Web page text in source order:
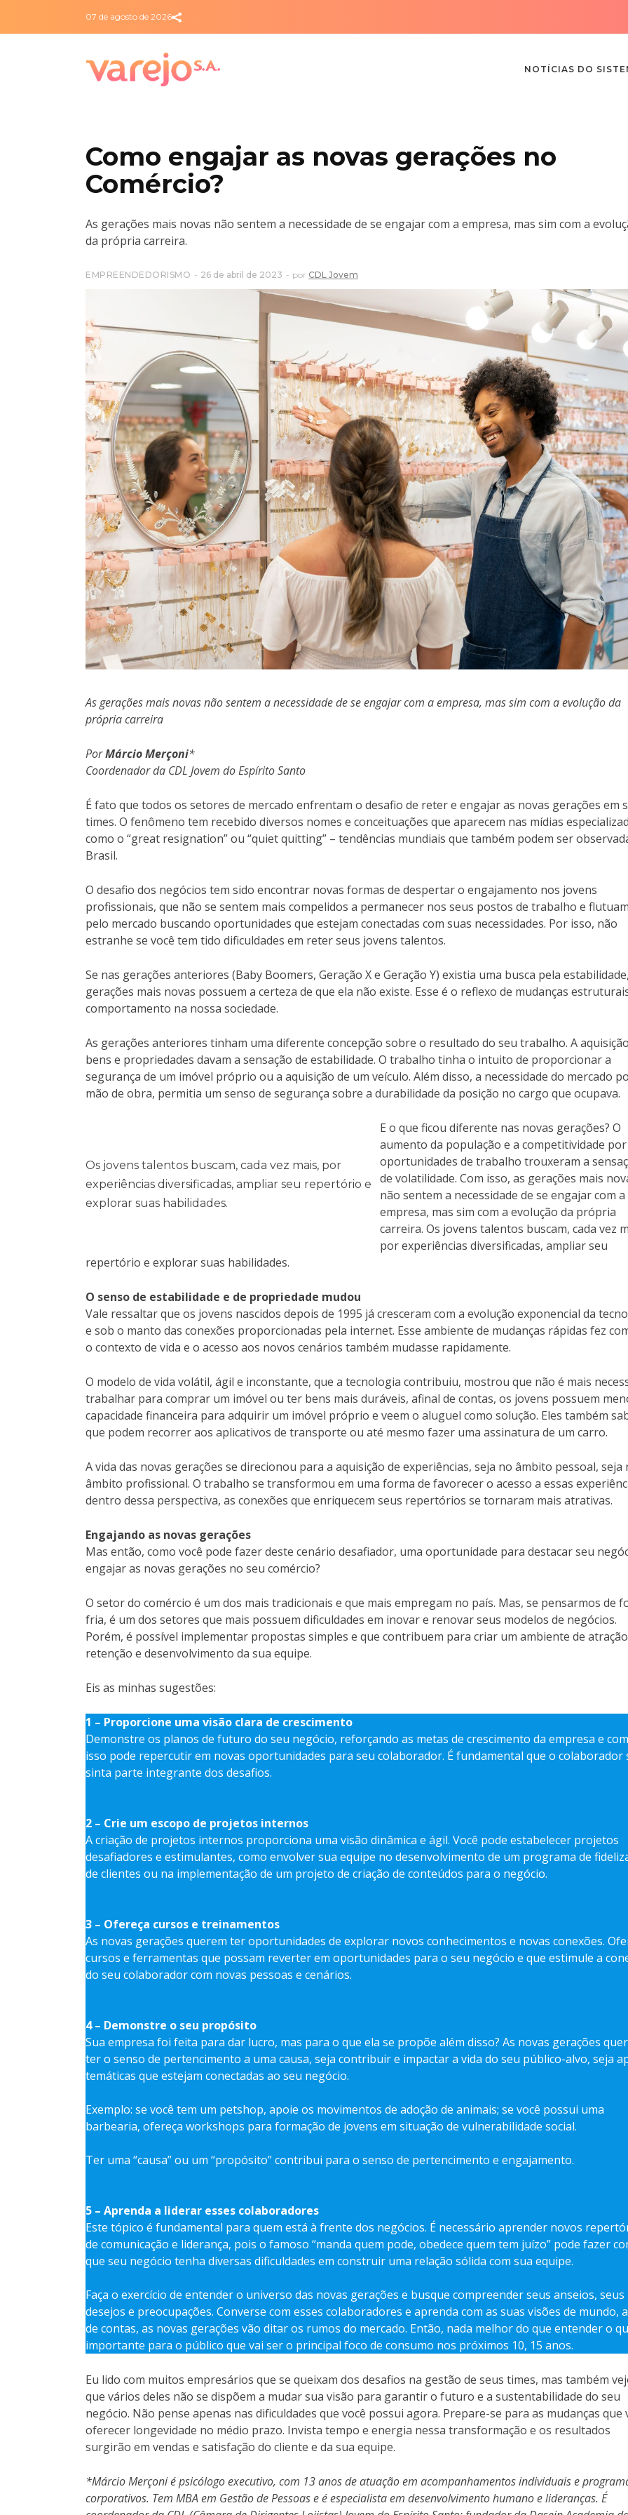
07 de agosto de 2026
NOTÍCIAS DO
Como engajar as novas gerações no
Comércio?
As gerações mais novas não sentem a necessidade de se engajar com a empresa, mas sim com a
da própria carreira.
EMPREENDEDORISMO 26 de abril de 2023 por CDL Jovem
As gerações mais novas não sentem a necessidade de se engajar com a empresa, mas sim com a evolução da
própria carreira
PorMárcio Merçoni*
Coordenador da CDL Jovem do Espírito Santo
É fato que todos os setores de mercado enfrentam o desafio de reter e engajar as novas gerações em
times. O fenômeno tem recebido diversos nomes e conceituações que aparecem nas mídias
como o “great resignation” ou “quiet quitting” – tendências mundiais que também podem ser
Brasil.
O desafio dos negócios tem sido encontrar novas formas de despertar o engajamento nos jovens
profissionais, que não se sentem mais compelidos a permanecer nos seus postos de trabalho e flutuam
pelo mercado buscando oportunidades que estejam conectadas com suas necessidades. Por isso, não
estranhe se você tem tido dificuldades em reter seus jovens talentos.
Se nas gerações anteriores (Baby Boomers, Geração X e Geração Y) existia uma busca pela
gerações mais novas possuem a certeza de que ela não existe. Esse é o reflexo de mudanças
comportamento na nossa sociedade.
As gerações anteriores tinham uma diferente concepção sobre o resultado do seu trabalho. A
bens e propriedades davam a sensação de estabilidade. O trabalho tinha o intuito de proporcionar a
segurança de um imóvel próprio ou a aquisição de um veículo. Além disso, a necessidade do mercado
mão de obra, permitia um senso de segurança sobre a durabilidade da posição no cargo que ocupava.
Os jovens talentos buscam, cada vez mais, por
experiências diversificadas, ampliar seu repertório e
explorar suas habilidades.
E o que ficou diferente nas novas gerações? O
aumento da população e a competitividade por
oportunidades de trabalho trouxeram a
de volatilidade. Com isso, as gerações mais
não sentem a necessidade de se engajar com a
empresa, mas sim com a evolução da própria
carreira. Os jovens talentos buscam, cada vez
por experiências diversificadas, ampliar seu
repertório e explorar suas habilidades.
O senso de estabilidade e de propriedade mudou
Vale ressaltar que os jovens nascidos depois de 1995 já cresceram com a evolução exponencial da
e sob o manto das conexões proporcionadas pela internet. Esse ambiente de mudanças rápidas fez
o contexto de vida e o acesso aos novos cenários também mudasse rapidamente.
O modelo de vida volátil, ágil e inconstante, que a tecnologia contribuiu, mostrou que não é mais
trabalhar para comprar um imóvel ou ter bens mais duráveis, afinal de contas, os jovens possuem
capacidade financeira para adquirir um imóvel próprio e veem o aluguel como solução. Eles também
que podem recorrer aos aplicativos de transporte ou até mesmo fazer uma assinatura de um carro.
A vida das novas gerações se direcionou para a aquisição de experiências, seja no âmbito pessoal, seja
âmbito profissional. O trabalho se transformou em uma forma de favorecer o acesso a essas
dentro dessa perspectiva, as conexões que enriquecem seus repertórios se tornaram mais atrativas.
Engajando as novas gerações
Mas então, como você pode fazer deste cenário desafiador, uma oportunidade para destacar seu
engajar as novas gerações no seu comércio?
O setor do comércio é um dos mais tradicionais e que mais empregam no país. Mas, se pensarmos de
fria, é um dos setores que mais possuem dificuldades em inovar e renovar seus modelos de negócios.
Porém, é possível implementar propostas simples e que contribuem para criar um ambiente de
retenção e desenvolvimento da sua equipe.
Eis as minhas sugestões:
1 – Proporcione uma visão clara de crescimento
Demonstre os planos de futuro do seu negócio, reforçando as metas de crescimento da empresa e
isso pode repercutir em novas oportunidades para seu colaborador. É fundamental que o colaborador
sinta parte integrante dos desafios.
2 – Crie um escopo de projetos internos
A criação de projetos internos proporciona uma visão dinâmica e ágil. Você pode estabelecer projetos
desafiadores e estimulantes, como envolver sua equipe no desenvolvimento de um programa de
de clientes ou na implementação de um projeto de criação de conteúdos para o negócio.
3 – Ofereça cursos e treinamentos
As novas gerações querem ter oportunidades de explorar novos conhecimentos e novas conexões.
cursos e ferramentas que possam reverter em oportunidades para o seu negócio e que estimule a
do seu colaborador com novas pessoas e cenários.
4 – Demonstre o seu propósito
Sua empresa foi feita para dar lucro, mas para o que ela se propõe além disso? As novas gerações
ter o senso de pertencimento a uma causa, seja contribuir e impactar a vida do seu público-alvo, seja
temáticas que estejam conectadas ao seu negócio.
Exemplo: se você tem um petshop, apoie os movimentos de adoção de animais; se você possui uma
barbearia, ofereça workshops para formação de jovens em situação de vulnerabilidade social.
Ter uma “causa” ou um “propósito” contribui para o senso de pertencimento e engajamento.
5 – Aprenda a liderar esses colaboradores
Este tópico é fundamental para quem está à frente dos negócios. É necessário aprender novos
de comunicação e liderança, pois o famoso “manda quem pode, obedece quem tem juízo” pode fazer
que seu negócio tenha diversas dificuldades em construir uma relação sólida com sua equipe.
Faça o exercício de entender o universo das novas gerações e busque compreender seus anseios, seus
desejos e preocupações. Converse com esses colaboradores e aprenda com as suas visões de mundo,
de contas, as novas gerações vão ditar os rumos do mercado. Então, nada melhor do que entender o
importante para o público que vai ser o principal foco de consumo nos próximos 10, 15 anos.
Eu lido com muitos empresários que se queixam dos desafios na gestão de seus times, mas também
que vários deles não se dispõem a mudar sua visão para garantir o futuro e a sustentabilidade do seu
negócio. Não pense apenas nas dificuldades que você possui agora. Prepare-se para as mudanças que
oferecer longevidade no médio prazo. Invista tempo e energia nessa transformação e os resultados
surgirão em vendas e satisfação do cliente e da sua equipe.
*Márcio Merçoni é psicólogo executivo, com 13 anos de atuação em acompanhamentos individuais e
corporativos. Tem MBA em Gestão de Pessoas e é especialista em desenvolvimento humano e lideranças. É